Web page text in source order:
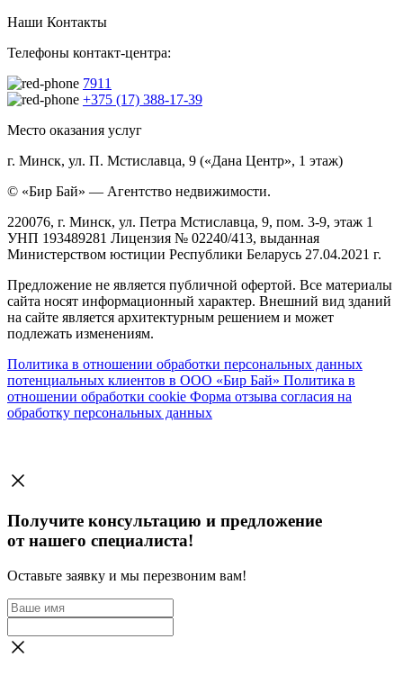
Наши Контакты
Телефоны контакт-центра:
7911
+375 (17) 388-17-39
Место оказания услуг
г. Минск, ул. П. Мстиславца, 9 («Дана Центр», 1 этаж)
© «Бир Бай» — Агентство недвижимости.
220076, г. Минск, ул. Петра Мстиславца, 9, пом. 3-9, этаж 1
УНП 193489281 Лицензия № 02240/413, выданная
Министерством юстиции Республики Беларусь 27.04.2021 г.
Предложение не является публичной офертой. Все материалы
сайта носят информационный характер. Внешний вид зданий
на сайте является архитектурным решением и может
подлежать изменениям.
Политика в отношении обработки персональных данных
потенциальных клиентов в ООО «Бир Бай» Политика в
отношении обработки cookie Форма отзыва согласия на
обработку персональных данных
Получите консультацию и предложение
от нашего специалиста!
Оставьте заявку и мы перезвоним вам!